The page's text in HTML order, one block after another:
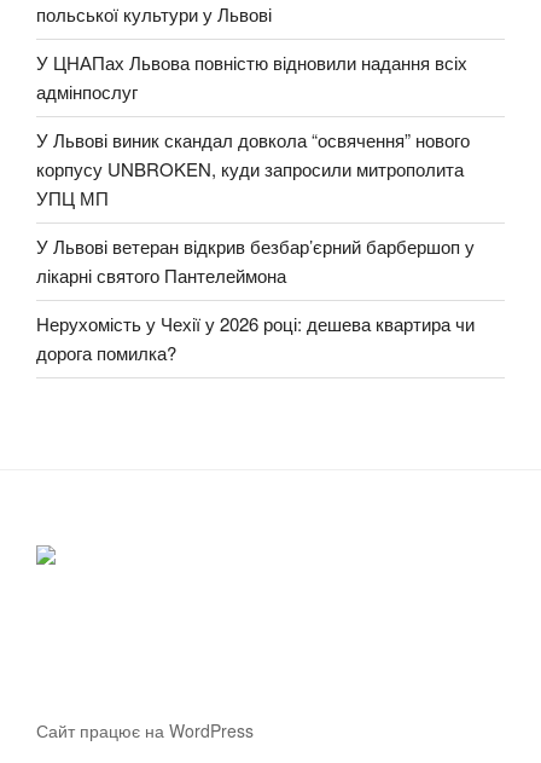
польської культури у Львові
У ЦНАПах Львова повністю відновили надання всіх
адмінпослуг
У Львові виник скандал довкола “освячення” нового
корпусу UNBROKEN, куди запросили митрополита
УПЦ МП
У Львові ветеран відкрив безбар’єрний барбершоп у
лікарні святого Пантелеймона
Нерухомість у Чехії у 2026 році: дешева квартира чи
дорога помилка?
Сайт працює на WordPress